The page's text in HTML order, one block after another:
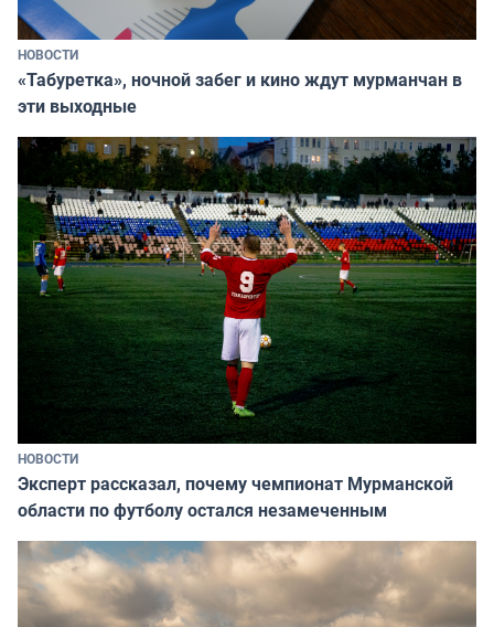
НОВОСТИ
«Табуретка», ночной забег и кино ждут мурманчан в
эти выходные
НОВОСТИ
Эксперт рассказал, почему чемпионат Мурманской
области по футболу остался незамеченным